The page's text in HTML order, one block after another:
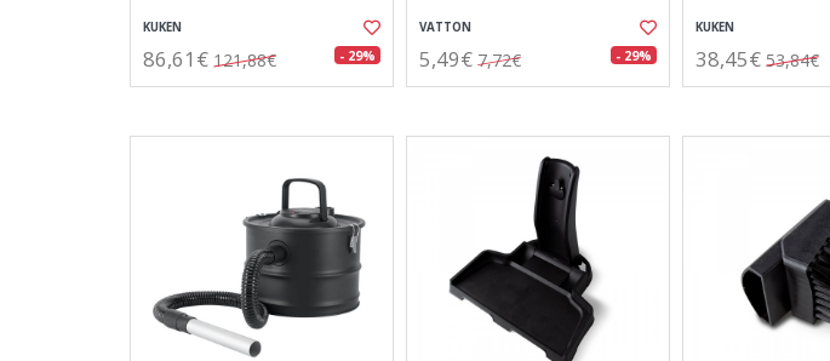
KUKEN
86,61€ 121,88€ - 29%
VATTON
5,49€ 7,72€ - 29%
KUKEN
38,45€ 53,84€